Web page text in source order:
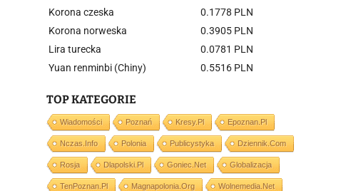
Korona czeska
0.1778 PLN
Korona norweska
0.3905 PLN
Lira turecka
0.0781 PLN
Yuan renminbi (Chiny)
0.5516 PLN
TOP KATEGORIE
Wiadomości Poznań Kresy.pl Epoznan.pl
Nczas.info Polonia Publicystyka Dziennik.com
Rosja Dlapolski.pl Goniec.net Globalizacja
TenPoznan.pl Magnapolonia.org Wolnemedia.net